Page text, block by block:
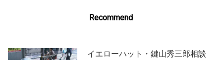
Recommend
イエローハット・鍵山秀三郎相談